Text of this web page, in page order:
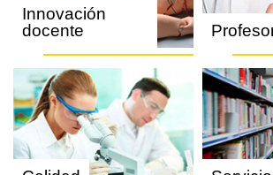
Innovación
docente